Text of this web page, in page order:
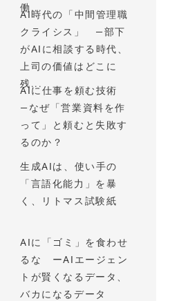
働...
AI時代の「中間管理職
クライシス」 —部下
がAIに相談する時代、
上司の価値はどこに
残...
AIに仕事を頼む技術
—なぜ「営業資料を作
って」と頼むと失敗す
るのか？
生成AIは、使い手の
「言語化能力」を暴
く、リトマス試験紙
AIに「ゴミ」を食わせ
るな ーAIエージェン
トが賢くなるデータ、
バカになるデータ